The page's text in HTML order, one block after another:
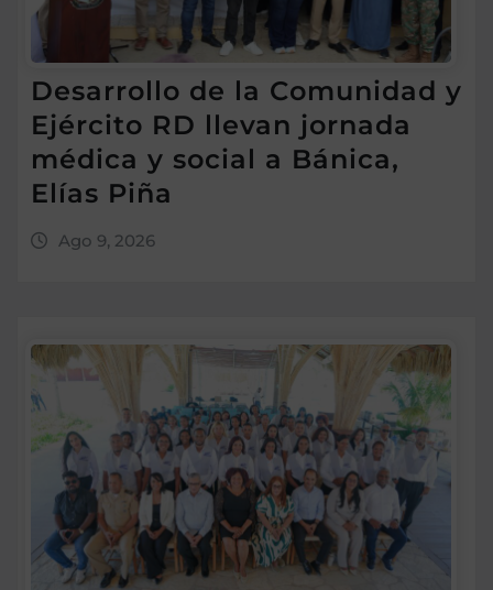
Desarrollo de la Comunidad y
Ejército RD llevan jornada
médica y social a Bánica,
Elías Piña
Ago 9, 2026